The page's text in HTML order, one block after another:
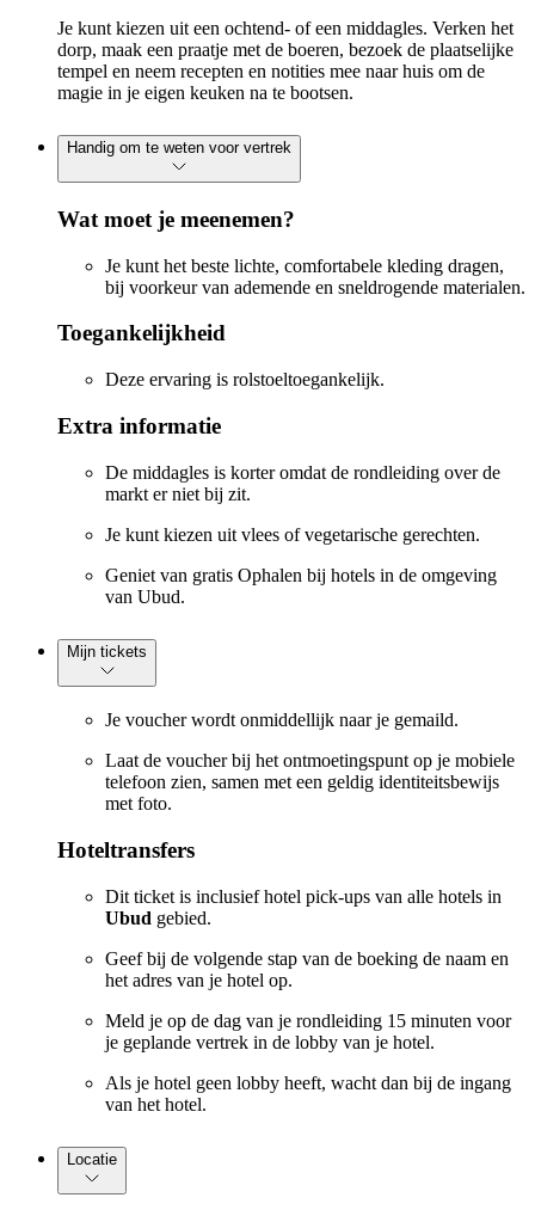
Je kunt kiezen uit een ochtend- of een middagles. Verken het
dorp, maak een praatje met de boeren, bezoek de plaatselijke
tempel en neem recepten en notities mee naar huis om de
magie in je eigen keuken na te bootsen.
Handig om te weten voor vertrek
Wat moet je meenemen?
Je kunt het beste lichte, comfortabele kleding dragen,
bij voorkeur van ademende en sneldrogende materialen.
Toegankelijkheid
Deze ervaring is rolstoeltoegankelijk.
Extra informatie
De middagles is korter omdat de rondleiding over de
markt er niet bij zit.
Je kunt kiezen uit vlees of vegetarische gerechten.
Geniet van gratis Ophalen bij hotels in de omgeving
van Ubud.
Mijn tickets
Je voucher wordt onmiddellijk naar je gemaild.
Laat de voucher bij het ontmoetingspunt op je mobiele
telefoon zien, samen met een geldig identiteitsbewijs
met foto.
Hoteltransfers
Dit ticket is inclusief hotel pick-ups van alle hotels in
Ubud gebied.
Geef bij de volgende stap van de boeking de naam en
het adres van je hotel op.
Meld je op de dag van je rondleiding 15 minuten voor
je geplande vertrek in de lobby van je hotel.
Als je hotel geen lobby heeft, wacht dan bij de ingang
van het hotel.
Locatie